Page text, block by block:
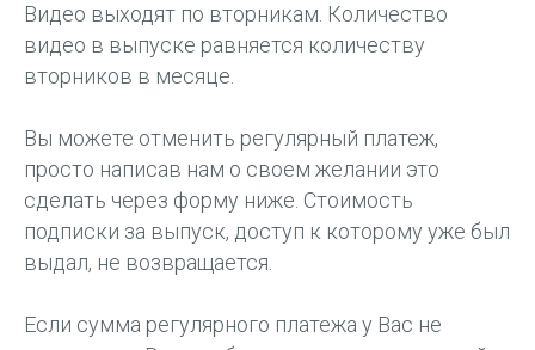
Видео выходят по вторникам. Количество
видео в выпуске равняется количеству
вторников в месяце.
Вы можете отменить регулярный платеж,
просто написав нам о своем желании это
сделать через форму ниже. Стоимость
подписки за выпуск, доступ к которому уже был
выдал, не возвращается.
Если сумма регулярного платежа у Вас не